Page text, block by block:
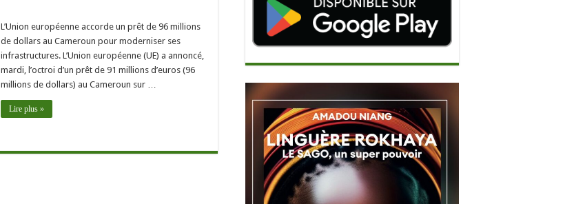
L’Union européenne accorde un prêt de 96 millions
de dollars au Cameroun pour moderniser ses
infrastructures. L’Union européenne (UE) a annoncé,
mardi, l’octroi d’un prêt de 91 millions d’euros (96
millions de dollars) au Cameroun sur …
Lire plus »